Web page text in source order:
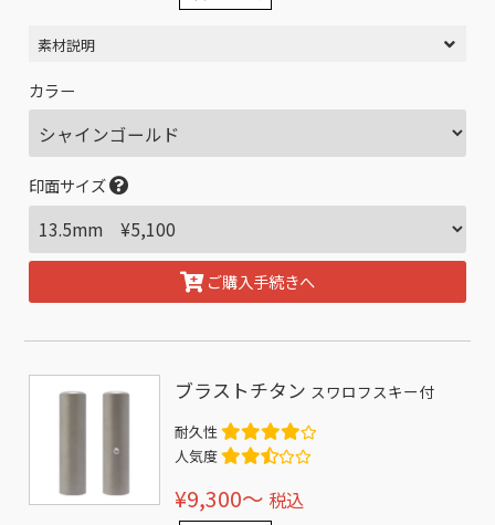
素材説明
カラー
印面サイズ
ご購入手続きへ
ブラストチタン スワロフスキー付
耐久性
人気度
¥9,300〜 税込